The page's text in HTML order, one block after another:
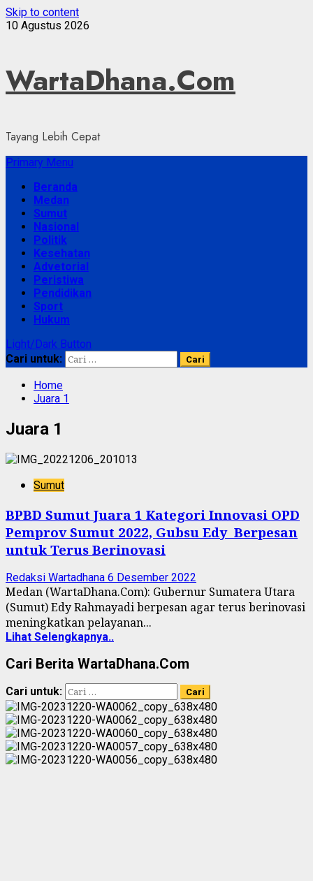
Skip to content
10 Agustus 2026
WartaDhana.Com
Tayang Lebih Cepat
Primary Menu
Beranda
Medan
Sumut
Nasional
Politik
Kesehatan
Advetorial
Peristiwa
Pendidikan
Sport
Hukum
Light/Dark Button
Cari untuk:
Home
Juara 1
Juara 1
Sumut
BPBD Sumut Juara 1 Kategori Innovasi OPD
Pemprov Sumut 2022, Gubsu Edy Berpesan
untuk Terus Berinovasi
Redaksi Wartadhana 6 Desember 2022
Medan (WartaDhana.Com): Gubernur Sumatera Utara
(Sumut) Edy Rahmayadi berpesan agar terus berinovasi
meningkatkan pelayanan...
Lihat Selengkapnya..
Cari Berita WartaDhana.Com
Cari untuk: